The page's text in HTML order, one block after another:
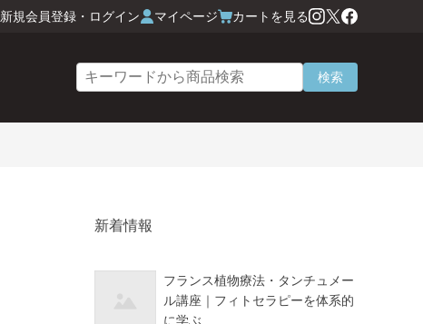
新規会員登録・ログイン マイページ カートを見る
検索
新着情報
フランス植物療法・タンチュメー
ル講座｜フィトセラピーを体系的
に学ぶ